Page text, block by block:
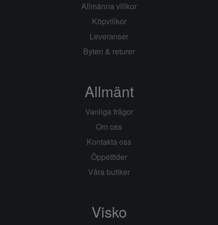
Allmänna villkor
Köpvillkor
Leveranser
Byten & returer
Allmänt
Vanliga frågor
Om oss
Kontakta oss
Öppettider
Våra butiker
Visko